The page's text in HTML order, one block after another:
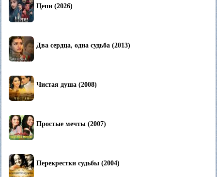
Цепи (2026)
Два сердца, одна судьба (2013)
Чистая душа (2008)
Простые мечты (2007)
Перекрестки судьбы (2004)